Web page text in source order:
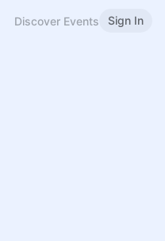
Discover Events Sign In